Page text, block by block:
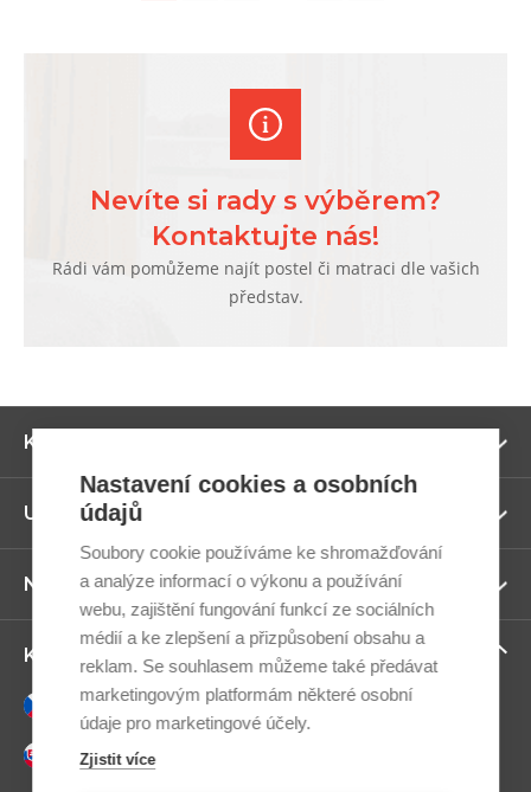
Nevíte si rady s výběrem?
Kontaktujte nás!
Rádi vám pomůžeme najít postel či matraci dle vašich
představ.
Kategorie
Užitečné odkazy
Newsletter
Kontaktujte nás
Česky
Slovensky
Nastavení cookies a osobních
údajů
Soubory cookie používáme ke shromažďování
a analýze informací o výkonu a používání
webu, zajištění fungování funkcí ze sociálních
médií a ke zlepšení a přizpůsobení obsahu a
reklam. Se souhlasem můžeme také předávat
marketingovým platformám některé osobní
údaje pro marketingové účely.
Zjistit více